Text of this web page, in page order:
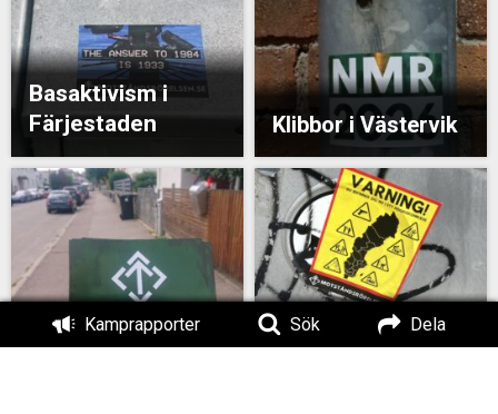
Kamprapporter Sök Dela
Basaktivism i
Färjestaden
Klibbor i Västervik
Basaktivism i Borgholm Klistermärken i Tranås